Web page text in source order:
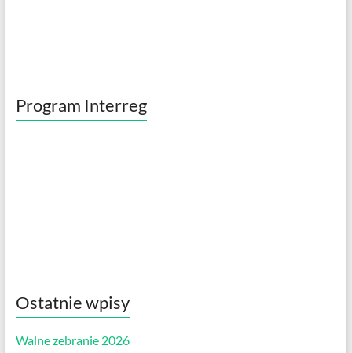
Program Interreg
Ostatnie wpisy
Walne zebranie 2026